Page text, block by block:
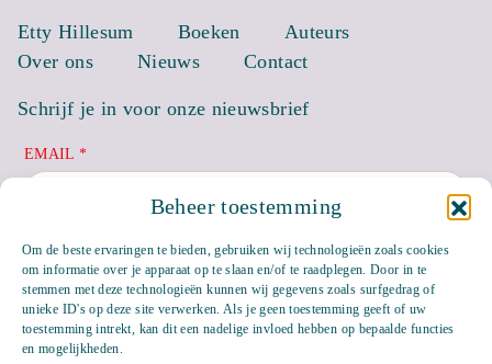
Beheer toestemming
Om de beste ervaringen te bieden, gebruiken wij technologieën zoals cookies
om informatie over je apparaat op te slaan en/of te raadplegen. Door in te
stemmen met deze technologieën kunnen wij gegevens zoals surfgedrag of
unieke ID's op deze site verwerken. Als je geen toestemming geeft of uw
toestemming intrekt, kan dit een nadelige invloed hebben op bepaalde functies
en mogelijkheden.
Etty Hillesum Boeken
Auteurs
Over ons
Nieuws Contact
Schrijf je in voor onze nieuwsbrief
EMAIL *